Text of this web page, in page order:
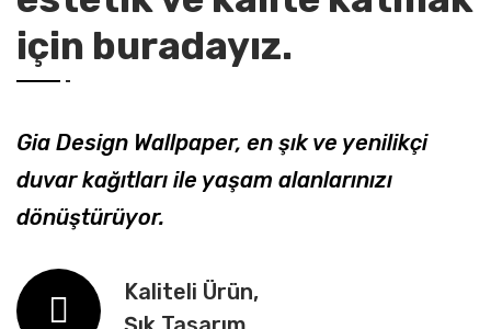
için buradayız.
Gia Design Wallpaper, en şık ve yenilikçi
duvar kağıtları ile yaşam alanlarınızı
dönüştürüyor.
Kaliteli Ürün,